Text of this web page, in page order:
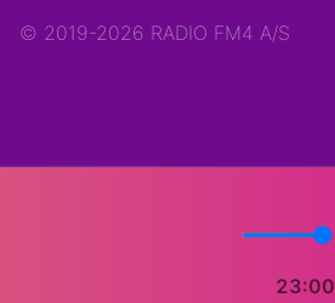
© 2019-2026 RADIO FM4 A/S
23:00